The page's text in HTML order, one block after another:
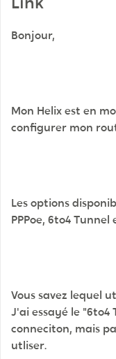
Bonjour,
Mon Helix est en
configurer mon
Les options
PPPoe, 6to4
Vous savez lequel
J'ai essayé le "6to4
conneciton, mais
utliser.